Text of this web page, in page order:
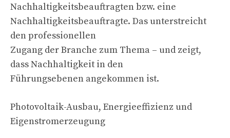
Nachhaltigkeitsbeauftragten bzw. eine
Nachhaltigkeitsbeauftragte. Das unterstreicht
den professionellen
Zugang der Branche zum Thema – und zeigt,
dass Nachhaltigkeit in den
Führungsebenen angekommen ist.
Photovoltaik-Ausbau, Energieeffizienz und
Eigenstromerzeugung